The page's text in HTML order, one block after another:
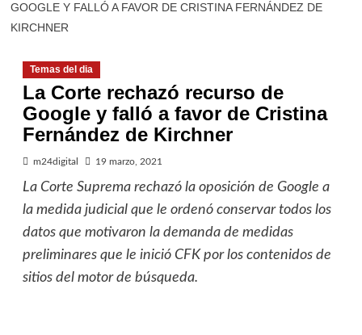
GOOGLE Y FALLÓ A FAVOR DE CRISTINA FERNÁNDEZ DE
KIRCHNER
Temas del dia
La Corte rechazó recurso de
Google y falló a favor de Cristina
Fernández de Kirchner
m24digital 19 marzo, 2021
La Corte Suprema rechazó la oposición de Google a
la medida judicial que le ordenó conservar todos los
datos que motivaron la demanda de medidas
preliminares que le inició CFK por los contenidos de
sitios del motor de búsqueda.